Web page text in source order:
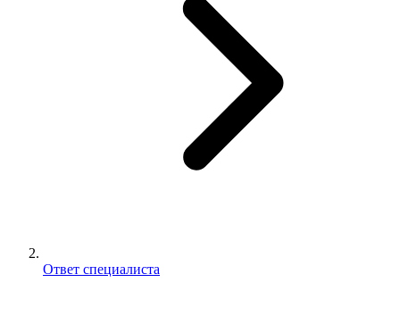
Ответ специалиста